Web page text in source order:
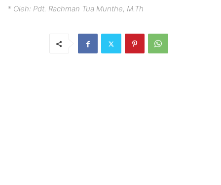
* Oleh: Pdt. Rachman Tua Munthe, M.Th